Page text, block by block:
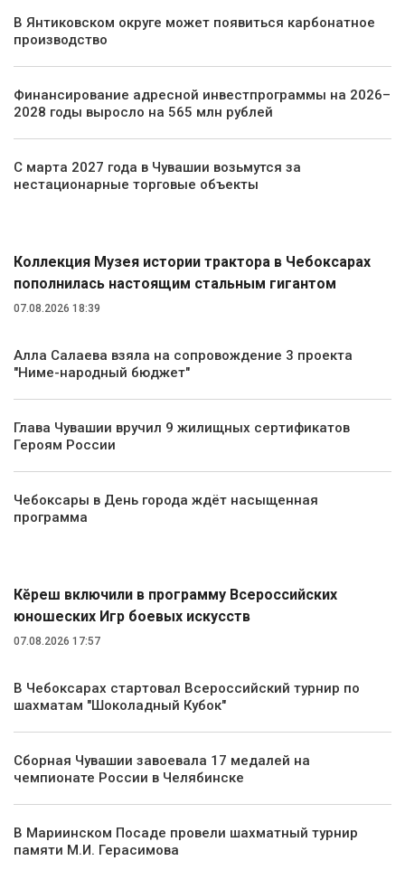
В Янтиковском округе может появиться карбонатное
производство
Финансирование адресной инвестпрограммы на 2026–
2028 годы выросло на 565 млн рублей
С марта 2027 года в Чувашии возьмутся за
нестационарные торговые объекты
Коллекция Музея истории трактора в Чебоксарах
пополнилась настоящим стальным гигантом
07.08.2026 18:39
Алла Салаева взяла на сопровождение 3 проекта
"Ниме-народный бюджет"
Глава Чувашии вручил 9 жилищных сертификатов
Героям России
Чебоксары в День города ждёт насыщенная
программа
Кĕрешӳ включили в программу Всероссийских
юношеских Игр боевых искусств
07.08.2026 17:57
В Чебоксарах стартовал Всероссийский турнир по
шахматам "Шоколадный Кубок"
Сборная Чувашии завоевала 17 медалей на
чемпионате России в Челябинске
В Мариинском Посаде провели шахматный турнир
памяти М.И. Герасимова